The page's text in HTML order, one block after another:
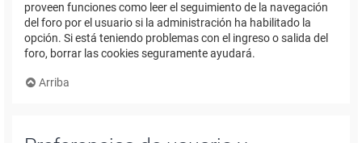
proveen funciones como leer el seguimiento de la navegación
del foro por el usuario si la administración ha habilitado la
opción. Si está teniendo problemas con el ingreso o salida del
foro, borrar las cookies seguramente ayudará.
Arriba